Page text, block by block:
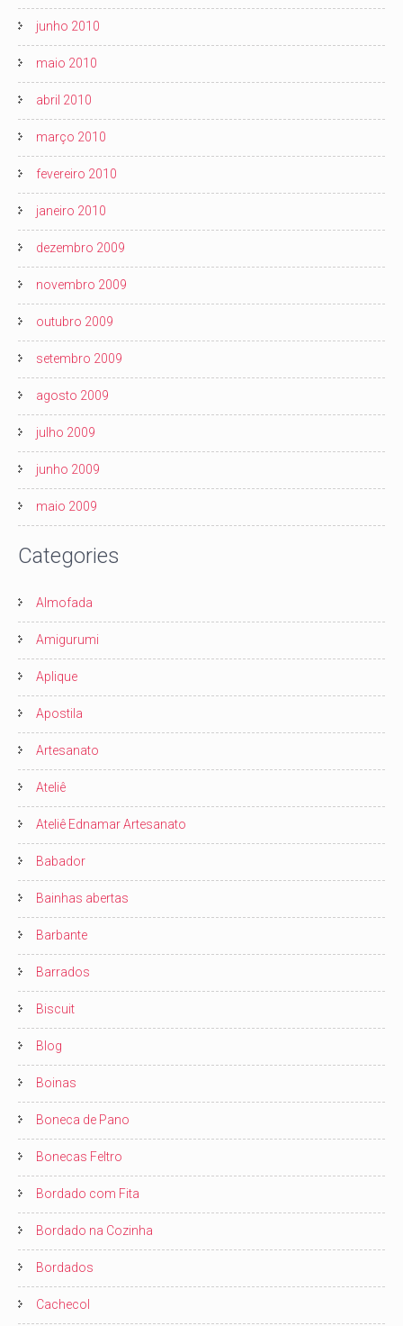
junho 2010
maio 2010
abril 2010
março 2010
fevereiro 2010
janeiro 2010
dezembro 2009
novembro 2009
outubro 2009
setembro 2009
agosto 2009
julho 2009
junho 2009
maio 2009
Categories
Almofada
Amigurumi
Aplique
Apostila
Artesanato
Ateliê
Ateliê Ednamar Artesanato
Babador
Bainhas abertas
Barbante
Barrados
Biscuit
Blog
Boinas
Boneca de Pano
Bonecas Feltro
Bordado com Fita
Bordado na Cozinha
Bordados
Cachecol